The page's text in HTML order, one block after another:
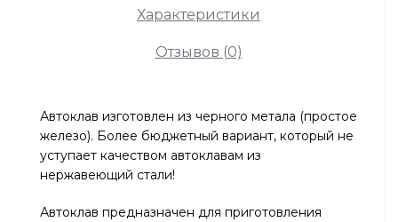
Характеристики
Отзывов (0)
Автоклав изготовлен из черного метала (простое
железо). Более бюджетный вариант, который не
уступает качеством автоклавам из
нержавеющий стали!
Автоклав предназначен для приготовления